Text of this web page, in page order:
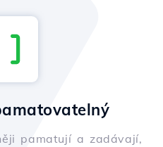
pamatují a zadávají,